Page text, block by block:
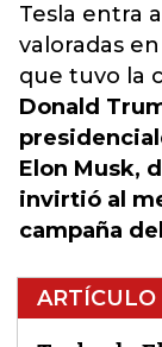
Tesla entra
valoradas
que tuvo la
Donald
Elon Musk,
invirtió al
campaña
ARTÍCULO